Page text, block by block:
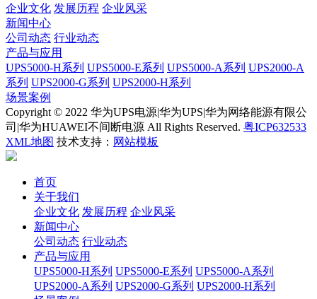
企业文化 发展历程 企业风采
新闻中心
公司动态 行业动态
产品与应用
UPS5000-H系列 UPS5000-E系列 UPS5000-A系列 UPS2000-A
系列 UPS2000-G系列 UPS2000-H系列
场景案例
Copyright © 2022 华为UPS电源|华为UPS|华为网络能源有限公
司|华为HUAWEI不间断电源 All Rights Reserved. 粤ICP632533
XML地图 技术支持： 网站模板
首页
关于我们
企业文化 发展历程 企业风采
新闻中心
公司动态 行业动态
产品与应用
UPS5000-H系列 UPS5000-E系列 UPS5000-A系列
UPS2000-A系列 UPS2000-G系列 UPS2000-H系列